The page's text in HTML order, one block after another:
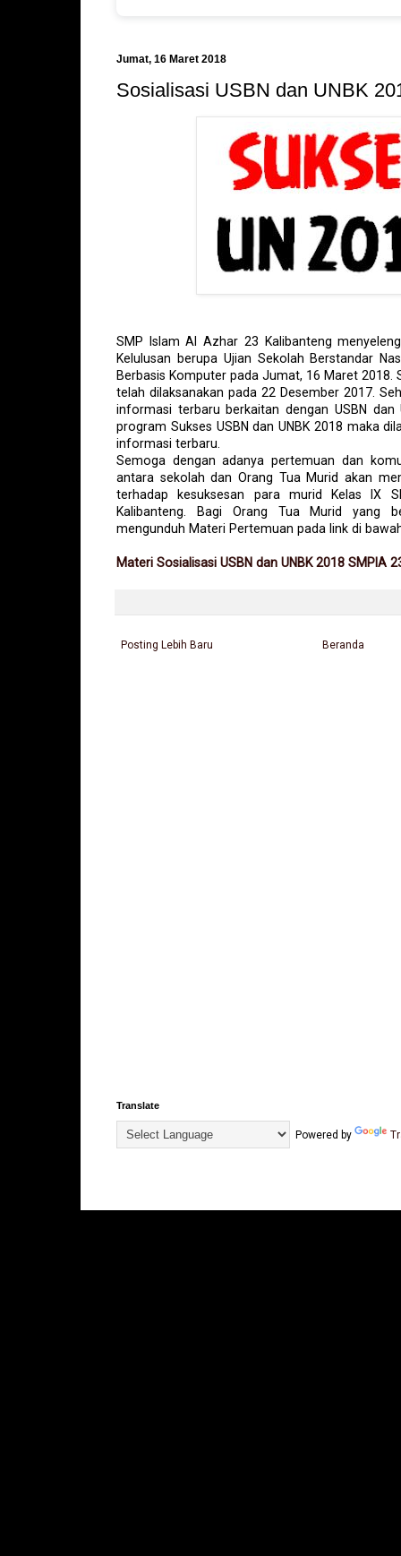
Jumat, 16 Maret 2018
Sosialisasi USBN dan UNBK
SMP Islam Al Azhar 23 Kalibanteng
Kelulusan berupa Ujian Sekolah Berstandar
Berbasis Komputer pada Jumat, 16 Maret 2018.
telah dilaksanakan pada 22 Desember 2017.
informasi terbaru berkaitan dengan USBN dan
program Sukses USBN dan UNBK 2018 maka
informasi terbaru.
Semoga dengan adanya pertemuan dan
antara sekolah dan Orang Tua Murid akan
terhadap kesuksesan para murid Kelas IX
Kalibanteng. Bagi Orang Tua Murid yang
mengunduh Materi Pertemuan pada link di
Materi Sosialisasi USBN dan UNBK 2018 SMPIA
Posting Lebih Baru Beranda
Translate
Powered by